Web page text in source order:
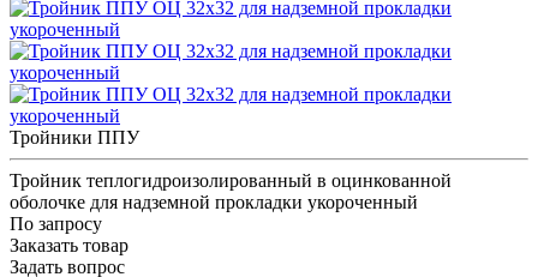
Тройники ППУ
Тройник теплогидроизолированный в оцинкованной
оболочке для надземной прокладки укороченный
По запросу
Заказать товар
Задать вопрос